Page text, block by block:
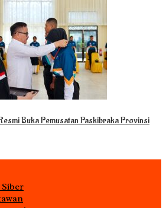
Buka Pemusatan Paskibraka Provinsi